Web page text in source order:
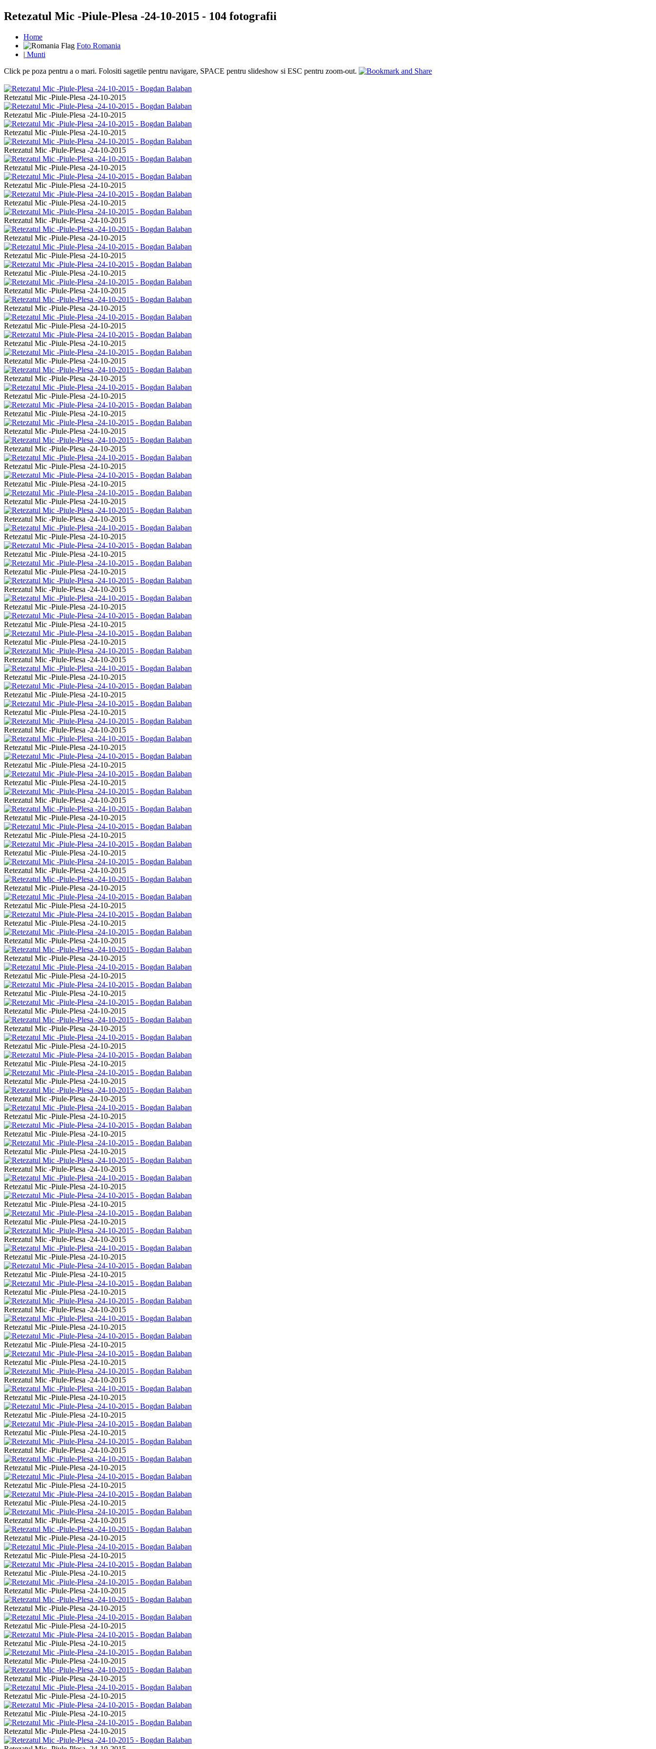
Retezatul Mic -Piule-Plesa -24-10-2015 - 104 fotografii
Home
Foto Romania
| Munti
Click pe poza pentru a o mari. Folositi sagetile pentru navigare, SPACE pentru slideshow si ESC pentru zoom-out.
Retezatul Mic -Piule-Plesa -24-10-2015
Retezatul Mic -Piule-Plesa -24-10-2015
Retezatul Mic -Piule-Plesa -24-10-2015
Retezatul Mic -Piule-Plesa -24-10-2015
Retezatul Mic -Piule-Plesa -24-10-2015
Retezatul Mic -Piule-Plesa -24-10-2015
Retezatul Mic -Piule-Plesa -24-10-2015
Retezatul Mic -Piule-Plesa -24-10-2015
Retezatul Mic -Piule-Plesa -24-10-2015
Retezatul Mic -Piule-Plesa -24-10-2015
Retezatul Mic -Piule-Plesa -24-10-2015
Retezatul Mic -Piule-Plesa -24-10-2015
Retezatul Mic -Piule-Plesa -24-10-2015
Retezatul Mic -Piule-Plesa -24-10-2015
Retezatul Mic -Piule-Plesa -24-10-2015
Retezatul Mic -Piule-Plesa -24-10-2015
Retezatul Mic -Piule-Plesa -24-10-2015
Retezatul Mic -Piule-Plesa -24-10-2015
Retezatul Mic -Piule-Plesa -24-10-2015
Retezatul Mic -Piule-Plesa -24-10-2015
Retezatul Mic -Piule-Plesa -24-10-2015
Retezatul Mic -Piule-Plesa -24-10-2015
Retezatul Mic -Piule-Plesa -24-10-2015
Retezatul Mic -Piule-Plesa -24-10-2015
Retezatul Mic -Piule-Plesa -24-10-2015
Retezatul Mic -Piule-Plesa -24-10-2015
Retezatul Mic -Piule-Plesa -24-10-2015
Retezatul Mic -Piule-Plesa -24-10-2015
Retezatul Mic -Piule-Plesa -24-10-2015
Retezatul Mic -Piule-Plesa -24-10-2015
Retezatul Mic -Piule-Plesa -24-10-2015
Retezatul Mic -Piule-Plesa -24-10-2015
Retezatul Mic -Piule-Plesa -24-10-2015
Retezatul Mic -Piule-Plesa -24-10-2015
Retezatul Mic -Piule-Plesa -24-10-2015
Retezatul Mic -Piule-Plesa -24-10-2015
Retezatul Mic -Piule-Plesa -24-10-2015
Retezatul Mic -Piule-Plesa -24-10-2015
Retezatul Mic -Piule-Plesa -24-10-2015
Retezatul Mic -Piule-Plesa -24-10-2015
Retezatul Mic -Piule-Plesa -24-10-2015
Retezatul Mic -Piule-Plesa -24-10-2015
Retezatul Mic -Piule-Plesa -24-10-2015
Retezatul Mic -Piule-Plesa -24-10-2015
Retezatul Mic -Piule-Plesa -24-10-2015
Retezatul Mic -Piule-Plesa -24-10-2015
Retezatul Mic -Piule-Plesa -24-10-2015
Retezatul Mic -Piule-Plesa -24-10-2015
Retezatul Mic -Piule-Plesa -24-10-2015
Retezatul Mic -Piule-Plesa -24-10-2015
Retezatul Mic -Piule-Plesa -24-10-2015
Retezatul Mic -Piule-Plesa -24-10-2015
Retezatul Mic -Piule-Plesa -24-10-2015
Retezatul Mic -Piule-Plesa -24-10-2015
Retezatul Mic -Piule-Plesa -24-10-2015
Retezatul Mic -Piule-Plesa -24-10-2015
Retezatul Mic -Piule-Plesa -24-10-2015
Retezatul Mic -Piule-Plesa -24-10-2015
Retezatul Mic -Piule-Plesa -24-10-2015
Retezatul Mic -Piule-Plesa -24-10-2015
Retezatul Mic -Piule-Plesa -24-10-2015
Retezatul Mic -Piule-Plesa -24-10-2015
Retezatul Mic -Piule-Plesa -24-10-2015
Retezatul Mic -Piule-Plesa -24-10-2015
Retezatul Mic -Piule-Plesa -24-10-2015
Retezatul Mic -Piule-Plesa -24-10-2015
Retezatul Mic -Piule-Plesa -24-10-2015
Retezatul Mic -Piule-Plesa -24-10-2015
Retezatul Mic -Piule-Plesa -24-10-2015
Retezatul Mic -Piule-Plesa -24-10-2015
Retezatul Mic -Piule-Plesa -24-10-2015
Retezatul Mic -Piule-Plesa -24-10-2015
Retezatul Mic -Piule-Plesa -24-10-2015
Retezatul Mic -Piule-Plesa -24-10-2015
Retezatul Mic -Piule-Plesa -24-10-2015
Retezatul Mic -Piule-Plesa -24-10-2015
Retezatul Mic -Piule-Plesa -24-10-2015
Retezatul Mic -Piule-Plesa -24-10-2015
Retezatul Mic -Piule-Plesa -24-10-2015
Retezatul Mic -Piule-Plesa -24-10-2015
Retezatul Mic -Piule-Plesa -24-10-2015
Retezatul Mic -Piule-Plesa -24-10-2015
Retezatul Mic -Piule-Plesa -24-10-2015
Retezatul Mic -Piule-Plesa -24-10-2015
Retezatul Mic -Piule-Plesa -24-10-2015
Retezatul Mic -Piule-Plesa -24-10-2015
Retezatul Mic -Piule-Plesa -24-10-2015
Retezatul Mic -Piule-Plesa -24-10-2015
Retezatul Mic -Piule-Plesa -24-10-2015
Retezatul Mic -Piule-Plesa -24-10-2015
Retezatul Mic -Piule-Plesa -24-10-2015
Retezatul Mic -Piule-Plesa -24-10-2015
Retezatul Mic -Piule-Plesa -24-10-2015
Retezatul Mic -Piule-Plesa -24-10-2015